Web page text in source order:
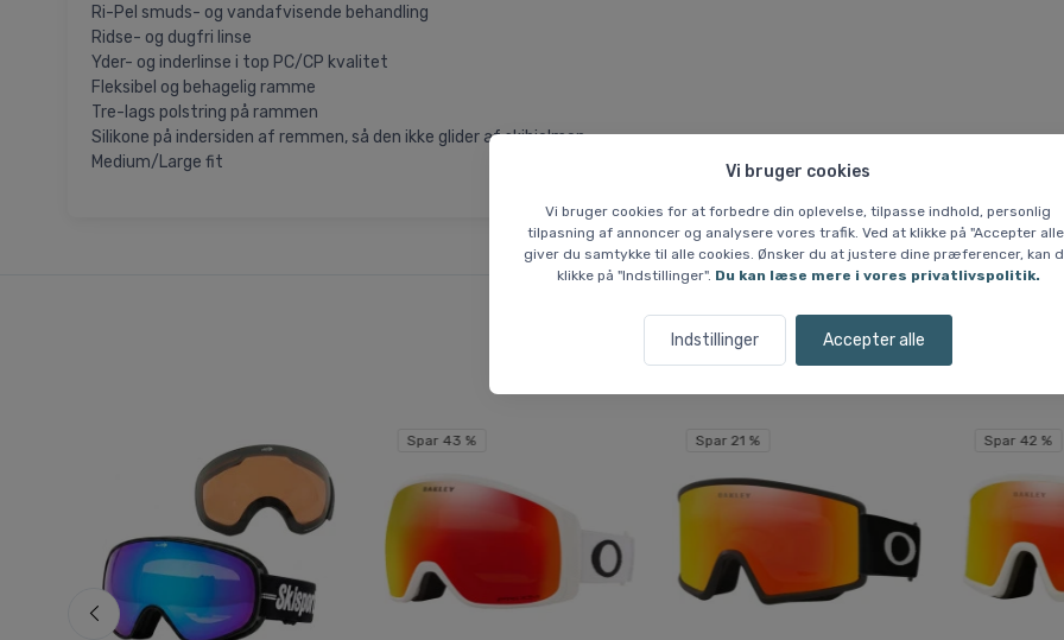
Vi bruger cookies
Vi bruger cookies for at forbedre din oplevelse, tilpasse indhold, personlig
tilpasning af annoncer og analysere vores trafik. Ved at klikke på "Accepter
giver du samtykke til alle cookies. Ønsker du at justere dine præferencer, kan
klikke på "Indstillinger". Du kan læse mere i vores privatlivspolitik.
Indstillinger Accepter alle
Ri-Pel smuds- og vandafvisende behandling
Ridse- og dugfri linse
Yder- og inderlinse i top PC/CP kvalitet
Fleksibel og behagelig ramme
Tre-lags polstring på rammen
Silikone på indersiden af remmen, så den ikke glider af skihjelmen.
Medium/Large fit
Lignende varer
Spar 43 % Spar 21 % Spar 42 %